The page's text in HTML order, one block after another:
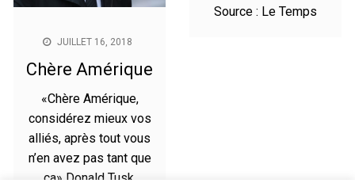
Source : Le Temps
JUILLET 16, 2018
Chère Amérique
«Chère Amérique,
considérez mieux vos
alliés, après tout vous
n’en avez pas tant que
ça» Donald Tusk,